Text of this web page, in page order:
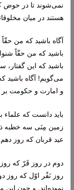
نمى‌شوند تا در حوض
هستند در میان
آگاه باشید كه من
باشید كه من حقّاً
باشید كه این
مى‌گویم! آگاه باشید
و امارت و حكومت
باید دانست كه
زمین مِنَى سه خطبه
عید قربان‌ كه روز دهم
دوم در روز قَرّ كه
روز نَفْر اوّل‌ كه روز
نموده‌اند. و چون این